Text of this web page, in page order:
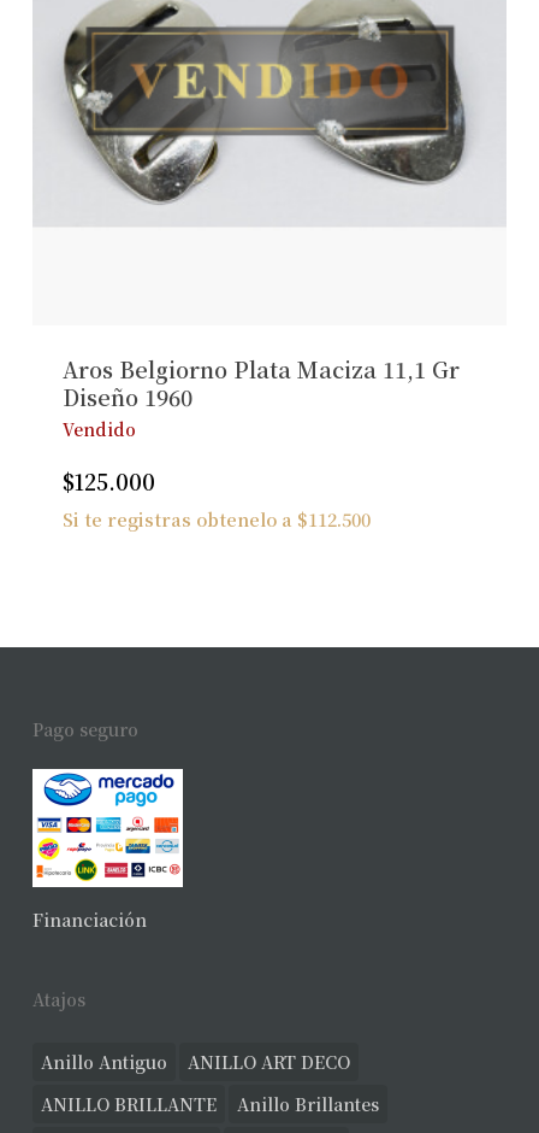
Aros Belgiorno Plata Maciza 11,1 Gr
Diseño 1960
Vendido
$125.000
Si te registras obtenelo a $112.500
Pago seguro
Financiación
Atajos
Anillo Antiguo
ANILLO ART DECO
ANILLO BRILLANTE
Anillo Brillantes